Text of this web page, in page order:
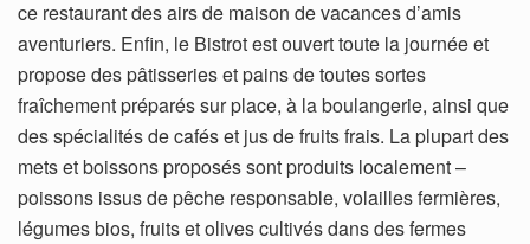
ce restaurant des airs de maison de vacances d’amis
aventuriers. Enfin, le Bistrot est ouvert toute la journée et
propose des pâtisseries et pains de toutes sortes
fraîchement préparés sur place, à la boulangerie, ainsi que
des spécialités de cafés et jus de fruits frais. La plupart des
mets et boissons proposés sont produits localement –
poissons issus de pêche responsable, volailles fermières,
légumes bios, fruits et olives cultivés dans des fermes